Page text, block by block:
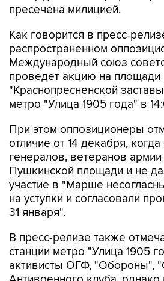
пресечена милицией.
Как говорится в пресс-
распространенном
Международный союз
проведет акцию на площади
"Краснопресненской
метро "Улица 1905 года" в
При этом оппозиционеры
отличие от 14 декабря,
генералов, ветеранов
Пушкинской площади и не
участие в "Марше
на уступки и согласовали
31 января".
В пресс-релизе также
станции метро "Улица 1905
активисты ОГФ, "Обороны",